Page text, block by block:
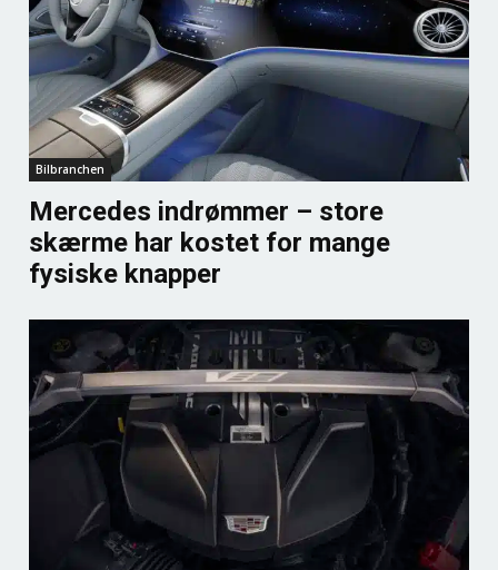
Bilbranchen
Mercedes indrømmer – store
skærme har kostet for mange
fysiske knapper